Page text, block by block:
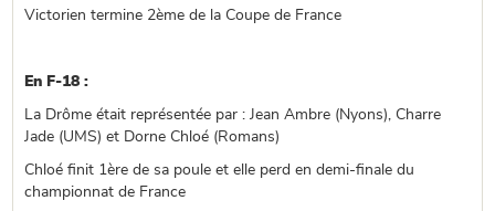
Victorien termine 2ème de la Coupe de France
En F-18 :
La Drôme était représentée par : Jean Ambre (Nyons), Charre
Jade (UMS) et Dorne Chloé (Romans)
Chloé finit 1ère de sa poule et elle perd en demi-finale du
championnat de France